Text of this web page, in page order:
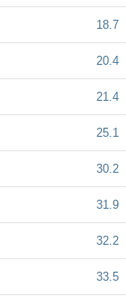
18.7
20.4
21.4
25.1
30.2
31.9
32.2
33.5